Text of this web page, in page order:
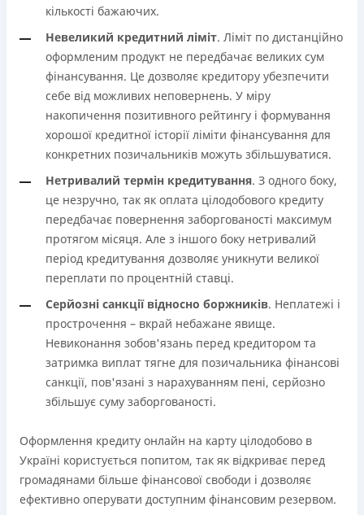
кількості бажаючих.
Невеликий кредитний ліміт. Ліміт по дистанційно
оформленим продукт не передбачає великих сум
фінансування. Це дозволяє кредитору убезпечити
себе від можливих неповернень. У міру
накопичення позитивного рейтингу і формування
хорошої кредитної історії ліміти фінансування для
конкретних позичальників можуть збільшуватися.
Нетривалий термін кредитування. З одного боку,
це незручно, так як оплата цілодобового кредиту
передбачає повернення заборгованості максимум
протягом місяця. Але з іншого боку нетривалий
період кредитування дозволяє уникнути великої
переплати по процентній ставці.
Серйозні санкції відносно боржників. Неплатежі і
прострочення – вкрай небажане явище.
Невиконання зобов'язань перед кредитором та
затримка виплат тягне для позичальника фінансові
санкції, пов'язані з нарахуванням пені, серйозно
збільшує суму заборгованості.
Оформлення кредиту онлайн на карту цілодобово в
Україні користується попитом, так як відкриває перед
громадянами більше фінансової свободи і дозволяє
ефективно оперувати доступним фінансовим резервом.